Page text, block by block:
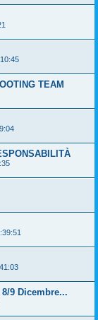
TEAM
9 Dicembre...